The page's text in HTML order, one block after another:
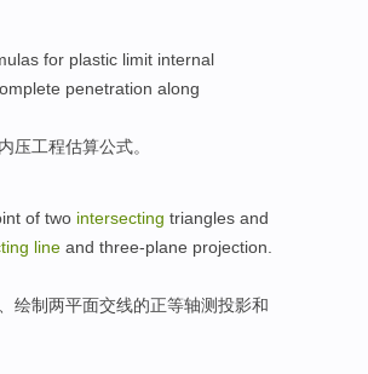
for plastic limit internal
penetration along
内压工程估算公式。
of two intersecting triangles and
line and three-plane projection.
绘制两平面交线的正等轴测投影和